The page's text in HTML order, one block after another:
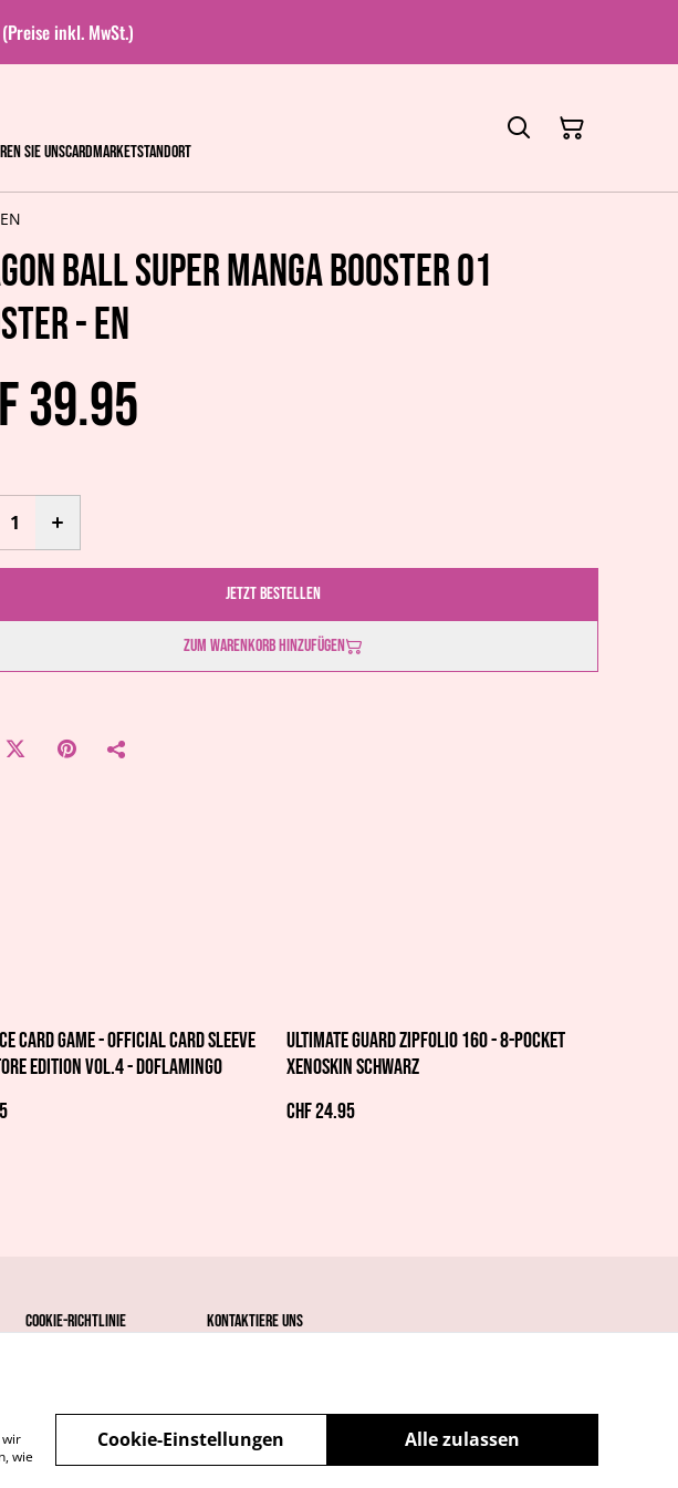
inkl. MwSt.)
Sie unsCardmarketStandort
Ball Super Manga Booster 01
- EN
39.95
Jetzt bestellen
Zum Warenkorb hinzufügen
Card Game - Official Card Sleeve
Edition vol.4 - Doflamingo
Ultimate Guard Zipfolio 160 - 8-Pocket
XenoSkin Schwarz
CHF 24.95
Cookie-Richtlinie Kontaktiere uns
wir
wie
Alle zulassen
Cookie-Einstellungen